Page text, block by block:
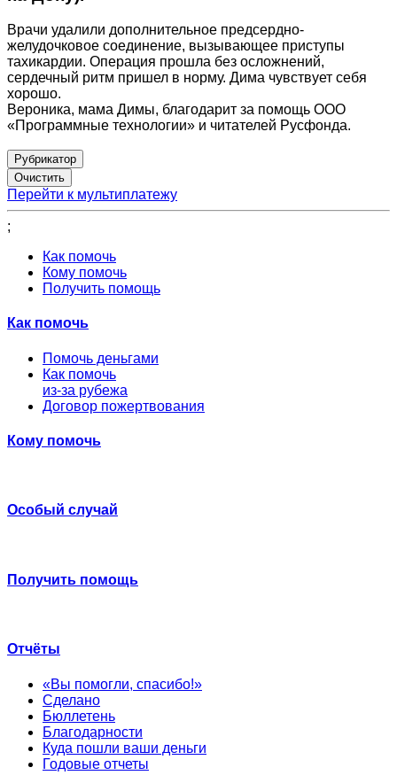
Врачи удалили дополнительное предсердно-
желудочковое соединение, вызывающее приступы
тахикардии. Операция прошла без осложнений,
сердечный ритм пришел в норму. Дима чувствует себя
хорошо.
Вероника, мама Димы, благодарит за помощь ООО
«Программные технологии» и читателей Русфонда.
Рубрикатор
Перейти к мультиплатежу
;
Как помочь
Кому помочь
Получить помощь
Как помочь
Помочь деньгами
Как помочь
из-за рубежа
Договор пожертвования
Кому помочь
Особый случай
Получить помощь
Отчёты
«Вы помогли, спасибо!»
Сделано
Бюллетень
Благодарности
Куда пошли ваши деньги
Годовые отчеты